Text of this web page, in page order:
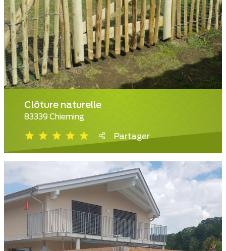
Clôture naturelle
83339 Chieming
Partager